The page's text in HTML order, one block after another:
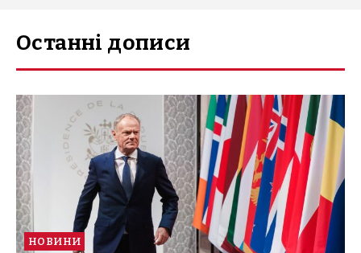
Останні дописи
НОВИНИ